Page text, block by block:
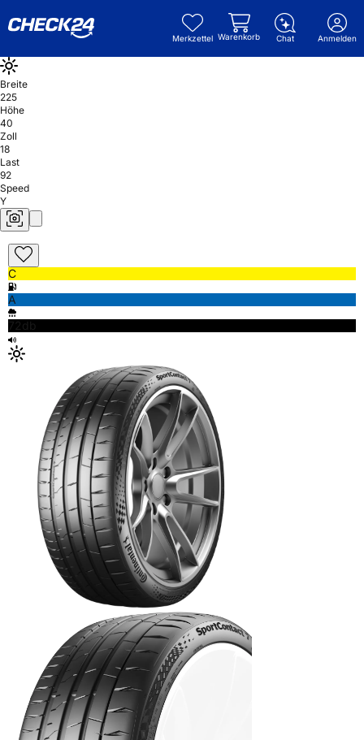
Merkzettel Warenkorb Chat Anmelden
Breite
225
Höhe
40
Zoll
18
Last
92
Speed
Y
C
A
72db